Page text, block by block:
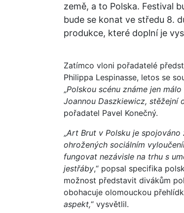
země, a to Polska. Festival
bude se konat ve středu 8.
produkce, které doplní je
Zatímco vloni pořadatelé
Philippa Lespinasse, letos se
„Polskou scénu známe jen
Joannou Daszkiewicz,
pořadatel Pavel Konečný.
„Art Brut v Polsku je spojováno
ohrožených sociálním
fungovat nezávisle na trhu s
jestřáby,“ popsal specifika
možnost představit divákům
obohacuje olomouckou
aspekt,“ vysvětlil.